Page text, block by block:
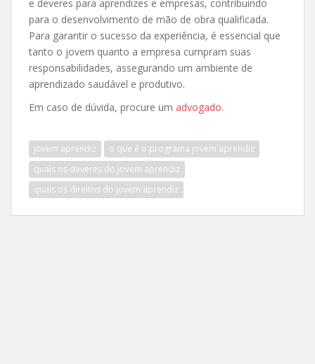
e deveres para aprendizes e empresas, contribuindo
para o desenvolvimento de mão de obra qualificada.
Para garantir o sucesso da experiência, é essencial que
tanto o jovem quanto a empresa cumpram suas
responsabilidades, assegurando um ambiente de
aprendizado saudável e produtivo.
Em caso de dúvida, procure um advogado.
jovem aprendiz
o que é o programa jovem aprendiz
quais os deveres do jovem aprendiz
quais os direitos do jovem aprendiz